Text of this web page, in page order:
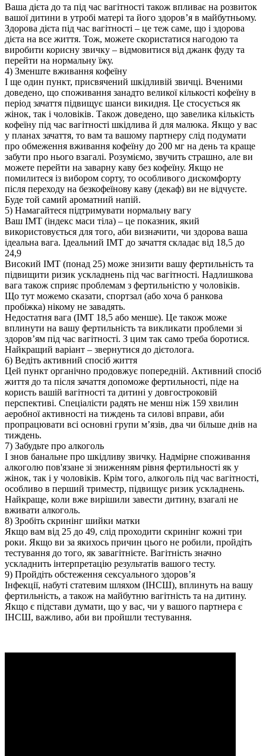
Ваша дієта до та під час вагітності також впливає на розвиток
вашої дитини в утробі матері та його здоров’я в майбутньому.
Здорова дієта під час вагітності – це теж саме, що і здорова
дієта на все життя. Тож, можете скористатися нагодою та
виробити корисну звичку – відмовитися від джанк фуду та
перейти на нормальну їжу.
4) Зменште вживання кофеїну
І ще один пункт, присвячений шкідливій звичці. Вченими
доведено, що споживання занадто великої кількості кофеїну в
період зачаття підвищує шанси викидня. Це стосується як
жінок, так і чоловіків. Також доведено, що завелика кількість
кофеїну під час вагітності шкідлива й для малюка. Якщо у вас
у планах зачаття, то вам та вашому партнеру слід подумати
про обмеження вживання кофеїну до 200 мг на день та краще
забути про нього взагалі. Розуміємо, звучить страшно, але ви
можете перейти на заварну каву без кофеїну. Якщо не
помилитеся із вибором сорту, то особливого дискомфорту
після переходу на безкофеїнову каву (декаф) ви не відчуєте.
Буде той самий ароматний напій.
5) Намагайтеся підтримувати нормальну вагу
Ваш ІМТ (індекс маси тіла) – це показник, який
використовується для того, аби визначити, чи здорова ваша
ідеальна вага. Ідеальний ІМТ до зачаття складає від 18,5 до
24,9
Високий ІМТ (понад 25) може знизити вашу фертильність та
підвищити ризик ускладнень під час вагітності. Надлишкова
вага також сприяє проблемам з фертильністю у чоловіків.
Що тут можемо сказати, спортзал (або хоча б ранкова
пробіжка) нікому не завадять.
Недостатня вага (ІМТ 18,5 або менше). Це також може
вплинути на вашу фертильність та викликати проблеми зі
здоров’ям під час вагітності. З цим так само треба боротися.
Найкращий варіант – звернутися до дієтолога.
6) Ведіть активний спосіб життя
Цей пункт органічно продовжує попередній. Активний спосіб
життя до та після зачаття допоможе фертильності, піде на
користь вашій вагітності та дитині у довгостроковій
перспективі. Спеціалісти радять не менш ніж 159 хвилин
аеробної активності на тиждень та силові вправи, аби
пропрацювати всі основні групи м’язів, два чи більше днів на
тиждень.
7) Забудьте про алкоголь
І знов банальне про шкідливу звичку. Надмірне споживання
алкоголю пов'язане зі зниженням рівня фертильності як у
жінок, так і у чоловіків. Крім того, алкоголь під час вагітності,
особливо в перший триместр, підвищує ризик ускладнень.
Найкраще, коли вже вирішили завести дитину, взагалі не
вживати алкоголь.
8) Зробіть скринінг шийки матки
Якщо вам від 25 до 49, слід проходити скринінг кожні три
роки. Якщо ви за якихось причин цього не робили, пройдіть
тестування до того, як завагітнієте. Вагітність значно
ускладнить інтерпретацію результатів вашого тесту.
9) Пройдіть обстеження сексуального здоров’я
Інфекції, набуті статевим шляхом (ІНСШ), вплинуть на вашу
фертильність, а також на майбутню вагітність та на дитину.
Якщо є підстави думати, що у вас, чи у вашого партнера є
ІНСШ, важливо, аби ви пройшли тестування.